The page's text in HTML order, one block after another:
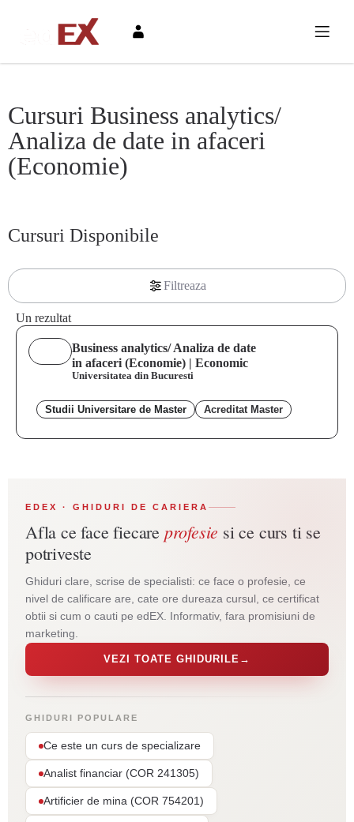
Cursuri Business analytics/
Analiza de date in afaceri
(Economie)
Cursuri Disponibile
Filtreaza
Un rezultat
Business analytics/ Analiza de date
in afaceri (Economie) | Economic
Universitatea din Bucuresti
Studii Universitare de Master Acreditat Master
EDEX · GHIDURI DE CARIERA
Afla ce face fiecare profesie si ce curs ti se
potriveste
Ghiduri clare, scrise de specialisti: ce face o profesie, ce
nivel de calificare are, cate ore dureaza cursul, ce certificat
obtii si cum o cauti pe edEX. Informativ, fara promisiuni de
marketing.
VEZI TOATE GHIDURILE →
GHIDURI POPULARE
Ce este un curs de specializare
Analist financiar (COR 241305)
Artificier de mina (COR 754201)